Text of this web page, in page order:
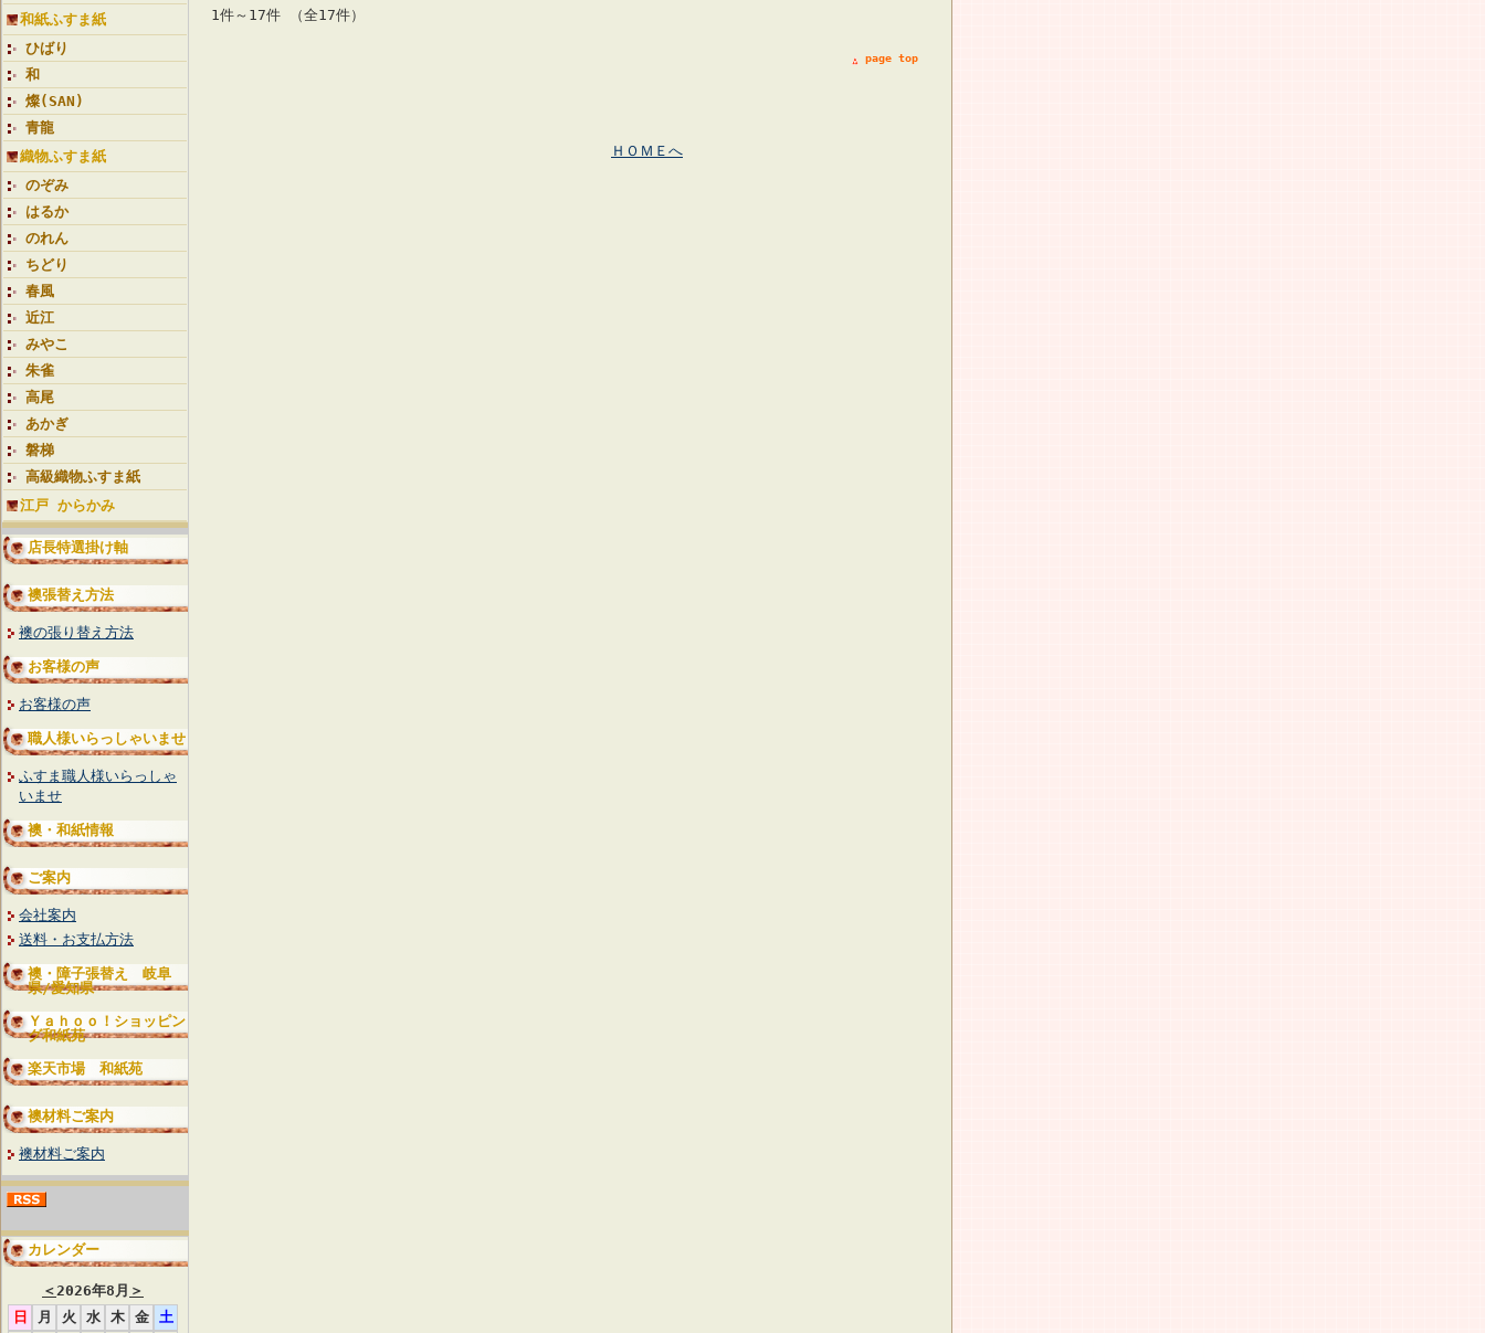
和紙ふすま紙
ひばり
和
燦(SAN)
青龍
織物ふすま紙
のぞみ
はるか
のれん
ちどり
春風
近江
みやこ
朱雀
高尾
あかぎ
磐梯
高級織物ふすま紙
江戸 からかみ
店長特選掛け軸
襖張替え方法
襖の張り替え方法
お客様の声
お客様の声
職人様いらっしゃいませ
ふすま職人様いらっしゃ
いませ
襖・和紙情報
ご案内
会社案内
送料・お支払方法
襖・障子張替え 岐阜
県/愛知県
Ｙａｈｏｏ！ショッピン
グ和紙苑
楽天市場 和紙苑
襖材料ご案内
襖材料ご案内
カレンダー
＜2026年8月 ＞
日
月 火 水 木 金 土
1件～17件 （全17件）
page top
ＨＯＭＥへ